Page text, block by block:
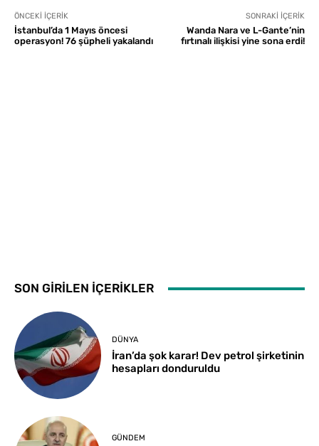
ÖNCEKI İÇERIK
İstanbul’da 1 Mayıs öncesi
operasyon! 76 şüpheli yakalandı
SONRAKI İÇERIK
Wanda Nara ve L-Gante’nin
fırtınalı ilişkisi yine sona erdi!
SON GİRİLEN İÇERİKLER
DÜNYA
İran’da şok karar! Dev petrol şirketinin
hesapları donduruldu
GÜNDEM